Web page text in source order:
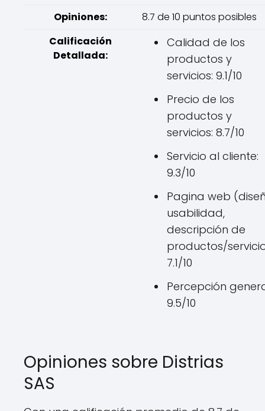
Opiniones:
8.7 de 10 puntos posibles
Calificación
Detallada:
Calidad de los
productos y
servicios: 9.1/10
Precio de los
productos y
servicios: 8.7/10
Servicio al cliente:
9.3/10
Pagina web
usabilidad,
descripción de
productos/
7.1/10
Percepción
9.5/10
Opiniones sobre Distrias
SAS